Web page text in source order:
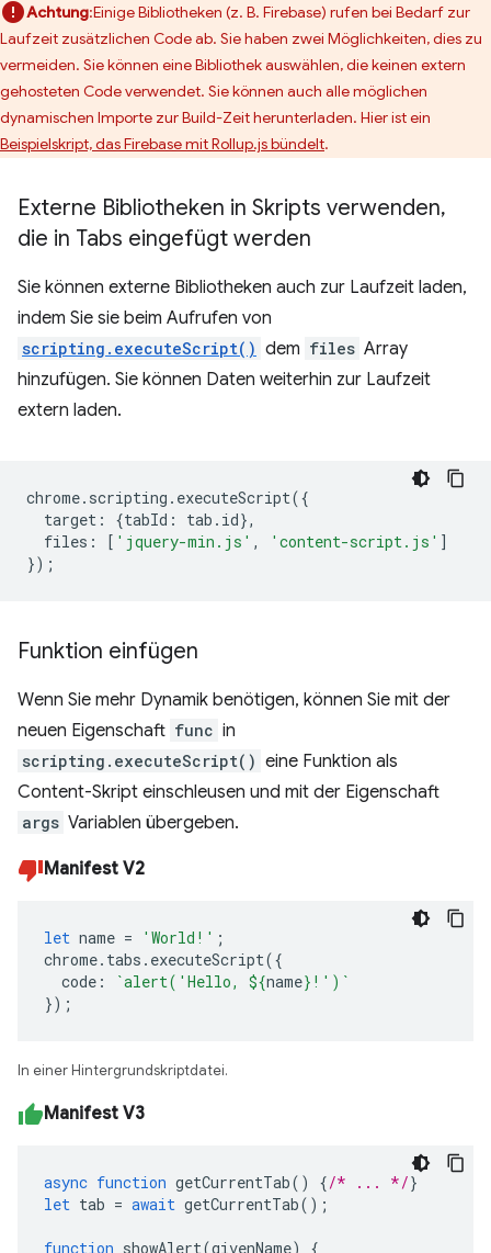
Achtung:Einige Bibliotheken (z. B. Firebase) rufen bei Bedarf zur
Laufzeit zusätzlichen Code ab. Sie haben zwei Möglichkeiten, dies zu
vermeiden. Sie können eine Bibliothek auswählen, die keinen extern
gehosteten Code verwendet. Sie können auch alle möglichen
dynamischen Importe zur Build-Zeit herunterladen. Hier ist ein
Beispielskript, das Firebase mit Rollup.js bündelt.
Externe Bibliotheken in Skripts verwenden,
die in Tabs eingefügt werden
Sie können externe Bibliotheken auch zur Laufzeit laden,
indem Sie sie beim Aufrufen von
scripting.executeScript() dem files Array
hinzufügen. Sie können Daten weiterhin zur Laufzeit
extern laden.
chrome. scripting . executeScript({
target : {tabId : tab . id},
files : [ 'jquery-min.js' , 'content-script.js' ]
});
Funktion einfügen
Wenn Sie mehr Dynamik benötigen, können Sie mit der
neuen Eigenschaft func in
scripting.executeScript() eine Funktion als
Content-Skript einschleusen und mit der Eigenschaft
args Variablen übergeben.
Manifest V2
let name = 'World!' ;
chrome. tabs . executeScript({
code : `alert('Hello, ${name} !')`
});
In einer Hintergrundskriptdatei.
Manifest V3
async function getCurrentTab() {/* ... */}
let tab = await getCurrentTab();
function showAlert(givenName) {